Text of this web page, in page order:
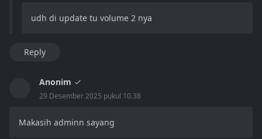
udh di update tu volume 2 nya
Reply
Anonim
29 Desember 2025 pukul 10.38
Makasih adminn sayang